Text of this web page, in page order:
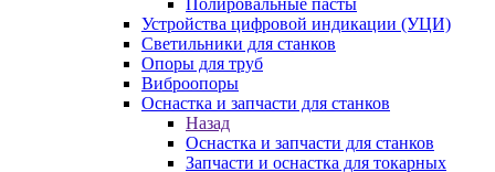
Полировальные пасты
Устройства цифровой индикации (УЦИ)
Светильники для станков
Опоры для труб
Виброопоры
Оснастка и запчасти для станков
Назад
Оснастка и запчасти для станков
Запчасти и оснастка для токарных